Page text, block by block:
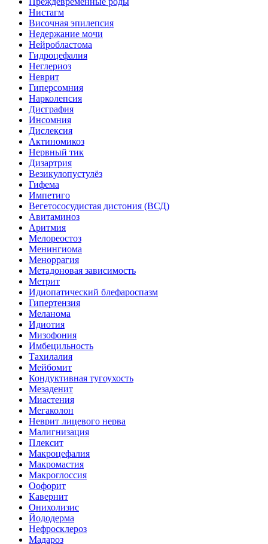
Нистагм
Височная эпилепсия
Недержание мочи
Нейробластома
Гидроцефалия
Неглериоз
Неврит
Гиперсомния
Нарколепсия
Дисграфия
Инсомния
Дислексия
Актиномикоз
Нервный тик
Дизартрия
Везикулопустулёз
Гифема
Импетиго
Вегетососудистая дистония (ВСД)
Авитаминоз
Аритмия
Мелореостоз
Менингиома
Меноррагия
Метадоновая зависимость
Метрит
Идиопатический блефароспазм
Гипертензия
Меланома
Идиотия
Мизофония
Имбецильность
Тахилалия
Мейбомит
Кондуктивная тугоухость
Мезаденит
Миастения
Мегаколон
Неврит лицевого нерва
Малигнизация
Плексит
Макроцефалия
Макромастия
Макроглоссия
Оофорит
Кавернит
Онихолизис
Йододерма
Нефросклероз
Мадароз